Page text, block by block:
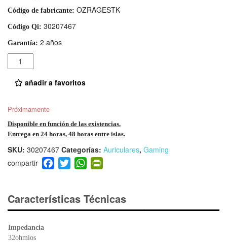
Código de fabricante: OZRAGESTK
Código Qi: 30207467
Garantía: 2 años
Cantidad
añadir a favoritos
Próximamente
Disponible en función de las existencias.
Entrega en 24 horas, 48 horas entre islas.
SKU: 30207467 Categorías: Auriculares, Gaming
F
a
e
b
T
wi
er
W
h
s
A
ri
e
Características Técnicas
Impedancia
32ohmios